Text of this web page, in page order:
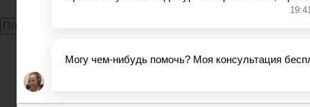
Нотариусы
Челябинская область
Нотариусы Челябинск
Нотариус Трифонова Галина Ивановна - Челябинск